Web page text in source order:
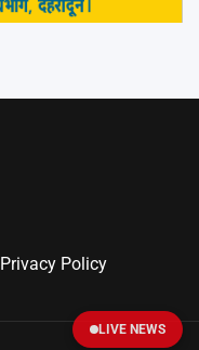
Privacy Policy
LIVE NEWS